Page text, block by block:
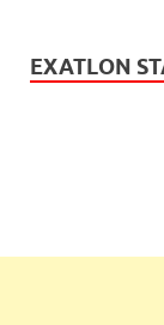
EXATLON